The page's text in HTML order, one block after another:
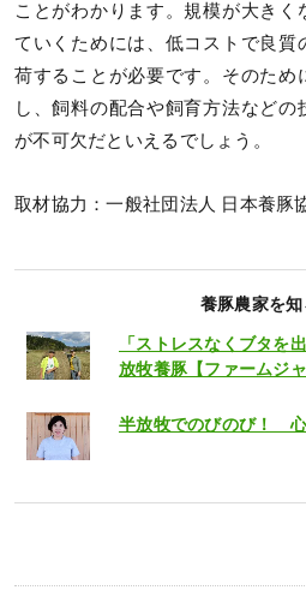
ことがわかります。規模が大きく
ていくためには、低コストで良質
荷することが必要です。そのため
し、飼料の配合や飼育方法などの
が不可欠だといえるでしょう。
取材協力：一般社団法人 日本養豚
養豚農家を知
「ストレスなくブタを
放牧養豚【ファームジ
半放牧でのびのび！